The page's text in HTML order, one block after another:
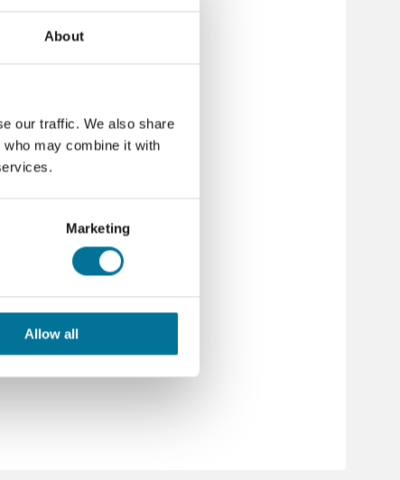
About
our traffic. We also share
may combine it with
Marketing
Allow all
oder CBL